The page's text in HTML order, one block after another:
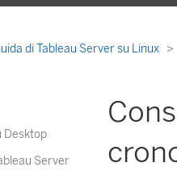
di Tableau Server su Linux
Desktop
Server